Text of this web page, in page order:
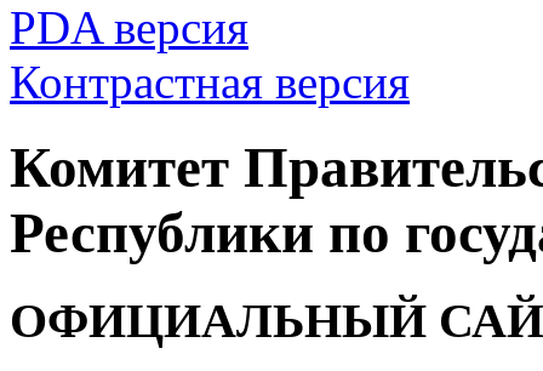
PDA версия
Контрастная версия
Комитет
Республики по
ОФИЦИАЛЬНЫЙ